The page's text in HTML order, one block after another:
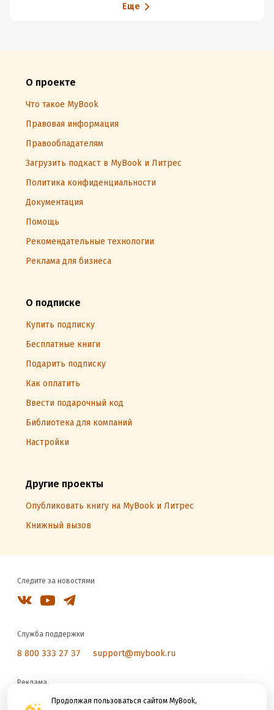
Продолжая пользоваться сайтом MyBook,
Еще
О проекте
Что такое MyBook
Правовая информация
Правообладателям
Загрузить подкаст в MyBook и Литрес
Политика конфиденциальности
Документация
Помощь
Рекомендательные технологии
Реклама для бизнеса
О подписке
Купить подписку
Бесплатные книги
Подарить подписку
Как оплатить
Ввести подарочный код
Библиотека для компаний
Настройки
Другие проекты
Опубликовать книгу на MyBook и Литрес
Книжный вызов
Следите за новостями
Служба поддержки
8 800 333 27 37 support@mybook.ru
Реклама
reklama@litres.ru